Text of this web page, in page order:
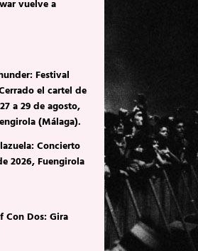
vuelve a
Festival
el cartel de
a 29 de agosto,
(Málaga).
Concierto
2026, Fuengirola
Con Dos: Gira